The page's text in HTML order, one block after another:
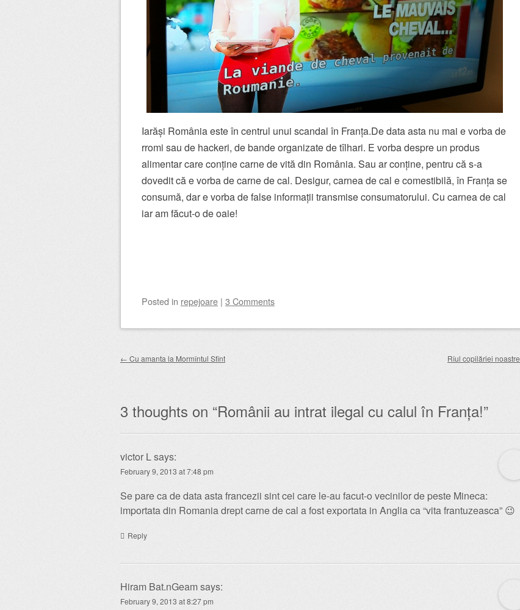
Iarăși România este în centrul unui scandal în Franța.De data asta nu mai e vorba de
rromi sau de hackeri, de bande organizate de tîlhari. E vorba despre un produs
alimentar care conține carne de vită din România. Sau ar conține, pentru că s-a
dovedit că e vorba de carne de cal. Desigur, carnea de cal e comestibilă, în Franța se
consumă, dar e vorba de false informații transmise consumatorului. Cu carnea de cal
iar am făcut-o de oaie!
Posted in repejoare | 3 Comments
Post navigation
← Cu amanta la Mormîntul Sfînt Rîul copilăriei noastre
3 thoughts on “Românii au intrat ilegal cu calul în Franța!”
victor Lsays:
February 9, 2013 at 7:48 pm
Se pare ca de data asta francezii sint cei care le-au facut-o vecinilor de peste Mineca:
importata din Romania drept carne de cal a fost exportata in Anglia ca “vita frantuzeasca” 😉
Reply
Hiram Bat.nGeamsays:
February 9, 2013 at 8:27 pm